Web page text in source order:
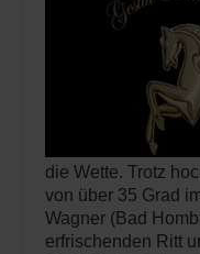
die Wette. Trotz
von über 35 Grad
Wagner (Bad
erfrischenden Ritt